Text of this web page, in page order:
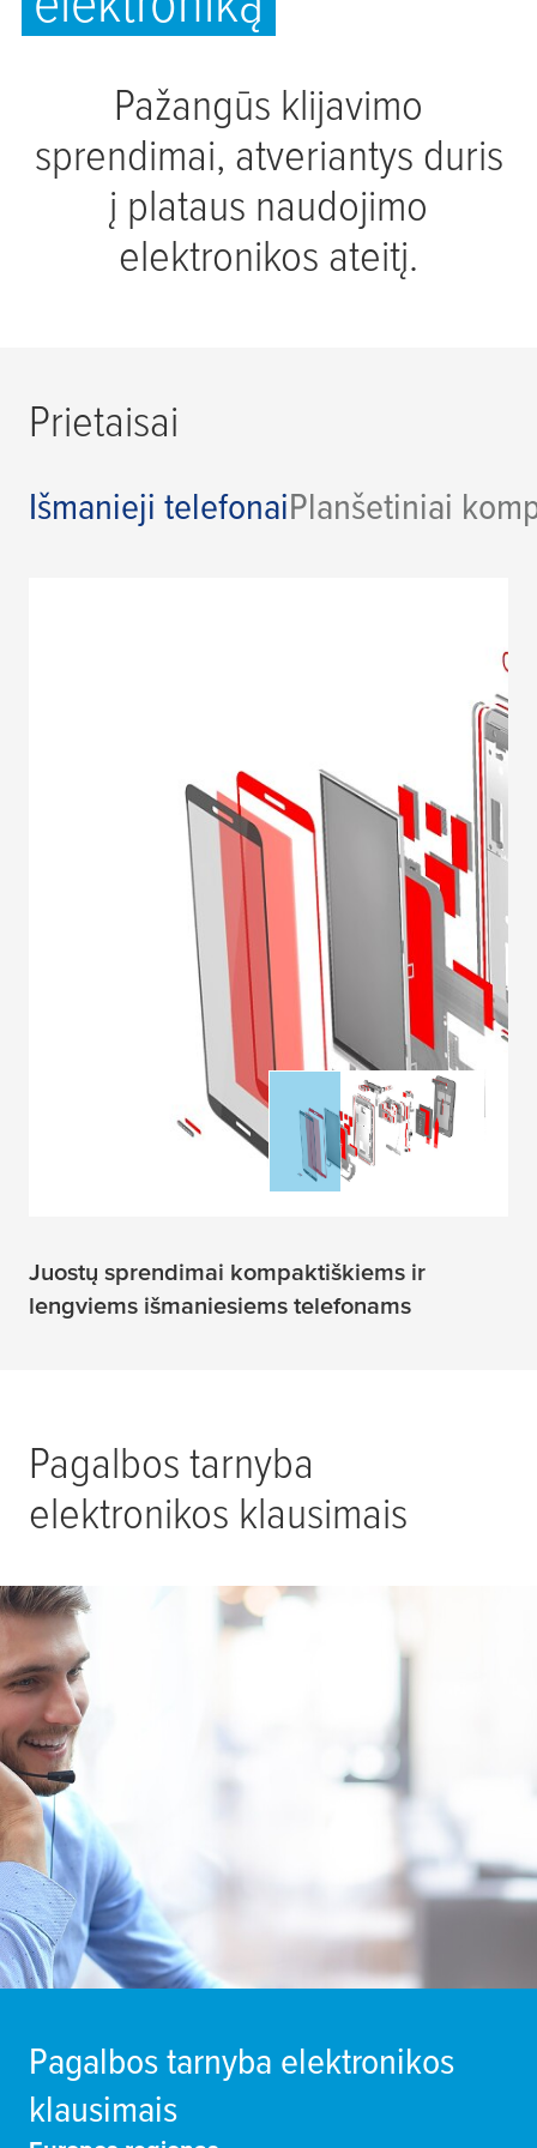
Pažangūs klijavimo
sprendimai, atveriantys duris
į plataus naudojimo
elektronikos ateitį.
Prietaisai
Išmanieji telefonaiPlanšetiniai
Juostų sprendimai kompaktiškiems ir
lengviems išmaniesiems telefonams
Pagalbos tarnyba
elektronikos klausimais
Pagalbos tarnyba elektronikos
klausimais